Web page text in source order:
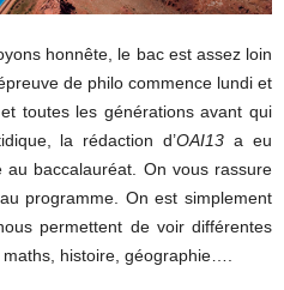
honnête, le bac est assez loin
de philo commence lundi et
toutes les générations avant qui
la rédaction d’OAI13 a eu
baccalauréat. On vous rassure
programme. On est simplement
permettent de voir différentes
histoire, géographie….